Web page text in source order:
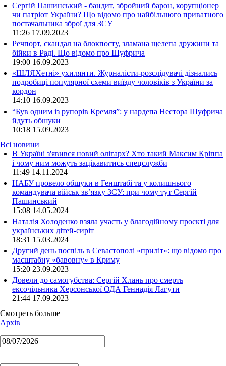
Сергій Пашинський - бандит, збройний барон, корупціонер
чи патріот України? Що відомо про найбільшого приватного
постачальника зброї для ЗСУ
11:26 17.09.2023
Речпорт, скандал на блокпосту, зламана щелепа дружини та
бійки в Раді. Що відомо про Шуфрича
19:00 16.09.2023
«ШЛЯХетні» ухилянти. Журналісти-розслідувачі дізнались
подробиці популярної схеми виїзду чоловіків з України за
кордон
14:10 16.09.2023
“Був одним із рупорів Кремля”: у нардепа Нестора Шуфрича
йдуть обшуки
10:18 15.09.2023
Всі новини
В Україні з'явився новий олігарх? Хто такий Максим Кріппа
і чому ним можуть зацікавитись спецслужби
11:49 14.11.2024
НАБУ провело обшуки в Генштабі та у колишнього
командувача військ зв’язку ЗСУ: при чому тут Сергій
Пашинський
15:08 14.05.2024
Наталія Холоденко взяла участь у благодійному проєкті для
українських дітей-сиріт
18:31 15.03.2024
Другий день поспіль в Севастополі «приліт»: що відомо про
масштабну «бавовну» в Криму
15:20 23.09.2023
Довели до самогубства: Сергій Хлань про смерть
ексочільника Херсонської ОДА Геннадія Лагути
21:44 17.09.2023
Смотреть больше
Архів